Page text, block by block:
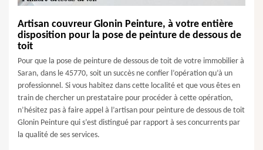
Artisan couvreur Glonin Peinture, à votre entière
disposition pour la pose de peinture de dessous de
toit
Pour que la pose de peinture de dessous de toit de votre immobilier à
Saran, dans le 45770, soit un succès ne confier l’opération qu’à un
professionnel. Si vous habitez dans cette localité et que vous êtes en
train de chercher un prestataire pour procéder à cette opération,
n’hésitez pas à faire appel à l’artisan pour peinture de dessous de toit
Glonin Peinture qui s’est distingué par rapport à ses concurrents par
la qualité de ses services.